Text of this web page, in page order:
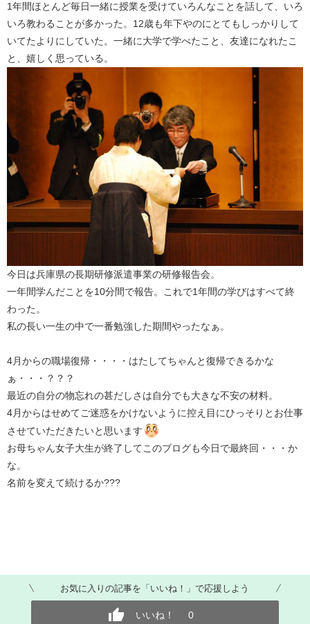
1年間ほとんど毎日一緒に授業を受けていろんなことを話して、いろ
いろ教わることが多かった。12歳も年下やのにとてもしっかりして
いてたよりにしていた。一緒に大学で学べたこと、友達になれたこ
と、嬉しく思っている。
今日は兵庫県の長期研修派遣事業の研修報告会。
一年間学んだことを10分間で報告。これで1年間の学びはすべて終
わった。
私の長い一生の中で一番勉強した期間やったなぁ。
4月からの職場復帰・・・・はたしてちゃんと復帰できるかな
ぁ・・・？？？
最近の自分の物忘れの甚だしさは自分でも大きな不安の材料。
4月からはせめてご迷惑をかけないように控え目にひっそりとお仕事
させていただきたいと思います
お母ちゃん女子大生が終了してこのブログも今日で最終回・・・か
な。
名前を変えて続けるか???
お気に入りの記事を「いいね！」で応援しよう
いいね！ 0